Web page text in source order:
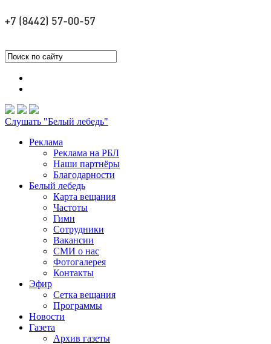
Слушать "Белый лебедь"
Реклама
Реклама на РБЛ
Наши партнёры
Благодарности
Белый лебедь
Карта вещания
Частоты
Гимн
Сотрудники
Вакансии
СМИ о нас
Фотогалерея
Контакты
Эфир
Сетка вещания
Программы
Новости
Газета
Архив газеты